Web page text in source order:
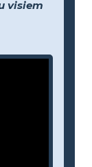
visiem